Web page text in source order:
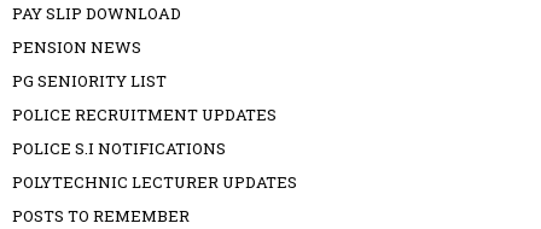
PAY SLIP DOWNLOAD
PENSION NEWS
PG SENIORITY LIST
POLICE RECRUITMENT UPDATES
POLICE S.I NOTIFICATIONS
POLYTECHNIC LECTURER UPDATES
POSTS TO REMEMBER